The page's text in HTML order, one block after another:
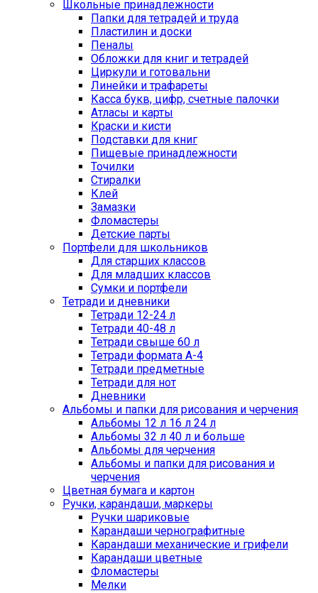
Школьные принадлежности
Папки для тетрадей и труда
Пластилин и доски
Пеналы
Обложки для книг и тетрадей
Циркули и готовальни
Линейки и трафареты
Касса букв, цифр, счетные палочки
Атласы и карты
Краски и кисти
Подставки для книг
Пищевые принадлежности
Точилки
Стиралки
Клей
Замазки
Фломастеры
Детские парты
Портфели для школьников
Для старших классов
Для младших классов
Сумки и портфели
Тетради и дневники
Тетради 12-24 л
Тетради 40-48 л
Тетради свыше 60 л
Тетради формата А-4
Тетради предметные
Тетради для нот
Дневники
Альбомы и папки для рисования и черчения
Альбомы 12 л 16 л 24 л
Альбомы 32 л 40 л и больше
Альбомы для черчения
Альбомы и папки для рисования и
черчения
Цветная бумага и картон
Ручки, карандаши, маркеры
Ручки шариковые
Карандаши чернографитные
Карандаши механические и грифели
Карандаши цветные
Фломастеры
Мелки